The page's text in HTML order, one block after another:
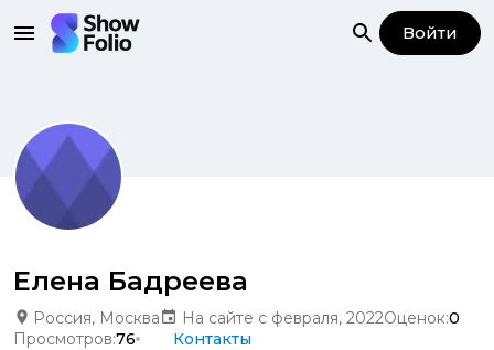
Войти
Елена Бадреева
Россия, Москва На сайте с февраля, 2022Оценок:0
Просмотров:76 Контакты